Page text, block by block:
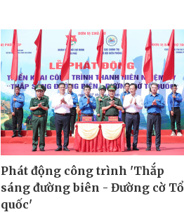
Phát động công trình 'Thắp
sáng đường biên - Đường cờ Tổ
quốc'